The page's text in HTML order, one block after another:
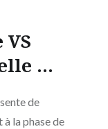
…
de
la phase de